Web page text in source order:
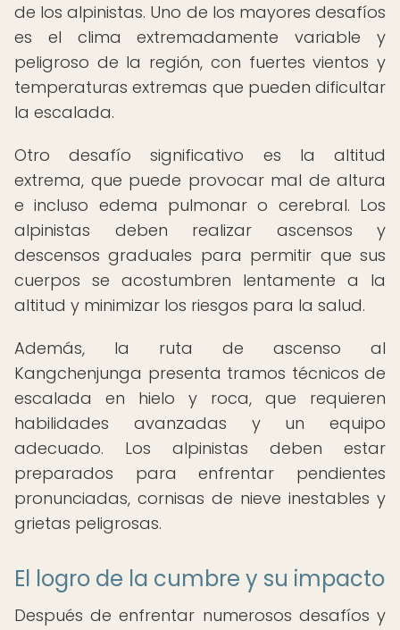
de los alpinistas. Uno de los mayores desafíos
es el clima extremadamente variable y
peligroso de la región, con fuertes vientos y
temperaturas extremas que pueden dificultar
la escalada.
Otro desafío significativo es la altitud
extrema, que puede provocar mal de altura
e incluso edema pulmonar o cerebral. Los
alpinistas deben realizar ascensos y
descensos graduales para permitir que sus
cuerpos se acostumbren lentamente a la
altitud y minimizar los riesgos para la salud.
Además, la ruta de ascenso al
Kangchenjunga presenta tramos técnicos de
escalada en hielo y roca, que requieren
habilidades avanzadas y un equipo
adecuado. Los alpinistas deben estar
preparados para enfrentar pendientes
pronunciadas, cornisas de nieve inestables y
grietas peligrosas.
El logro de la cumbre y su impacto
Después de enfrentar numerosos desafíos y